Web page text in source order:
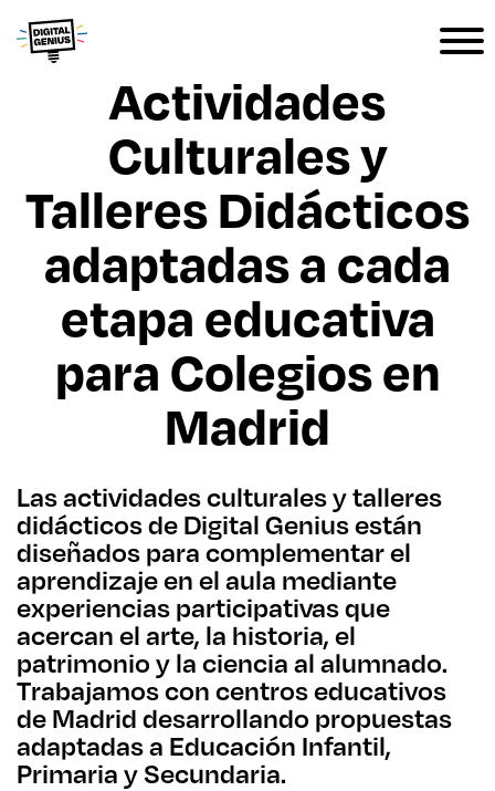
Actividades
Culturales y
Talleres Didácticos
adaptadas a cada
etapa educativa
para Colegios en
Madrid
Las actividades culturales y talleres
didácticos de Digital Genius están
diseñados para complementar el
aprendizaje en el aula mediante
experiencias participativas que
acercan el arte, la historia, el
patrimonio y la ciencia al alumnado.
Trabajamos con centros educativos
de Madrid desarrollando propuestas
adaptadas a Educación Infantil,
Primaria y Secundaria.